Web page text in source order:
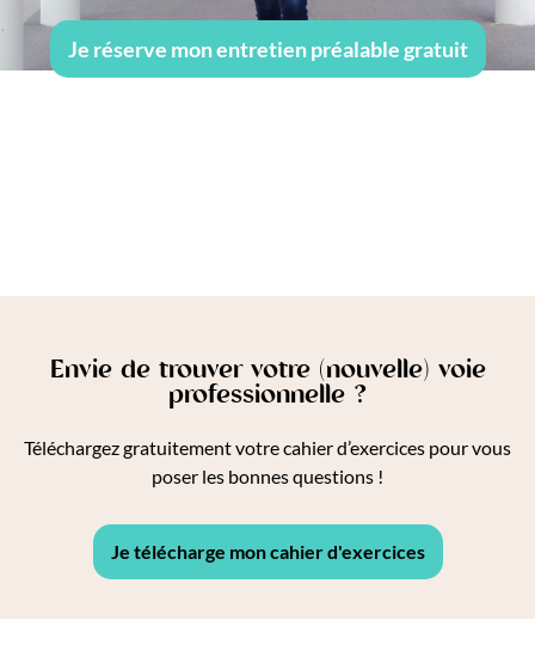
Je réserve mon entretien préalable gratuit
Envie de trouver votre (nouvelle) voie
professionnelle ?
Téléchargez gratuitement votre cahier d’exercices pour vous
poser les bonnes questions !
Je télécharge mon cahier d'exercices